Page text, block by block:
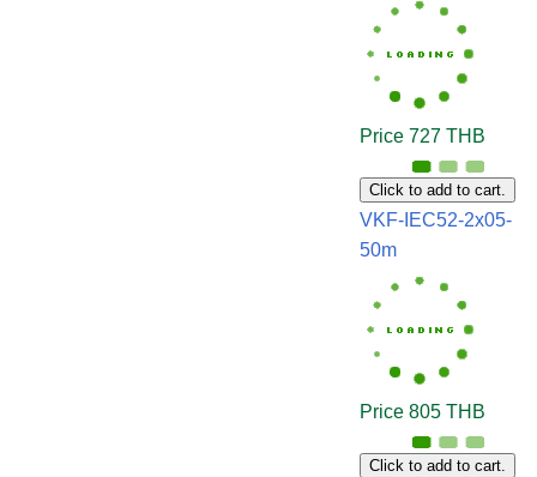
Price 727 THB
Click to add to cart.
VKF-IEC52-2x05-
50m
Price 805 THB
Click to add to cart.